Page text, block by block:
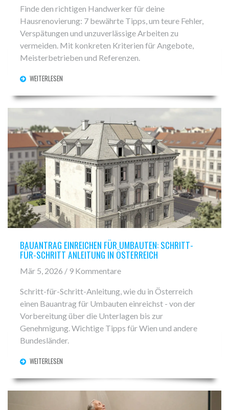
Finde den richtigen Handwerker für deine
Hausrenovierung: 7 bewährte Tipps, um teure Fehler,
Verspätungen und unzuverlässige Arbeiten zu
vermeiden. Mit konkreten Kriterien für Angebote,
Meisterbetrieben und Referenzen.
WEITERLESEN
BAUANTRAG EINREICHEN FÜR UMBAUTEN: SCHRITT-
FÜR-SCHRITT ANLEITUNG IN ÖSTERREICH
Mär 5, 2026 / 9 Kommentare
Schritt-für-Schritt-Anleitung, wie du in Österreich
einen Bauantrag für Umbauten einreichst - von der
Vorbereitung über die Unterlagen bis zur
Genehmigung. Wichtige Tipps für Wien und andere
Bundesländer.
WEITERLESEN